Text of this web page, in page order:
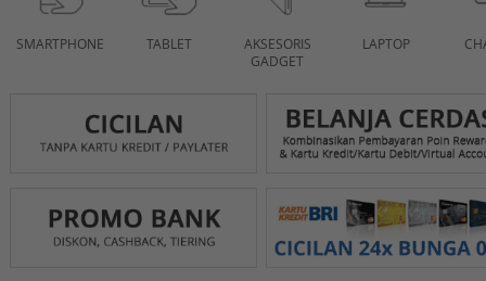
SMARTPHONE TABLET
AKSESORIS
GADGET
LAPTOP